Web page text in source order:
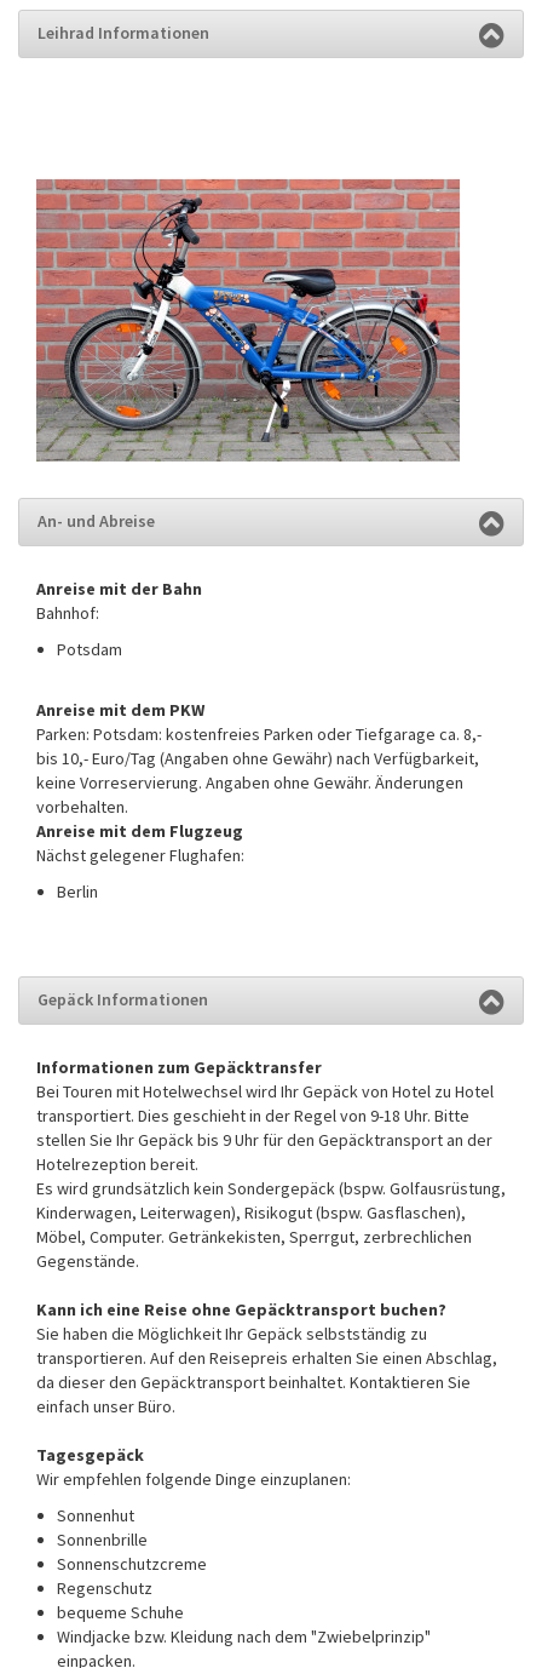
Leihrad Informationen
An- und Abreise
Anreise mit der Bahn
Bahnhof:
Potsdam
Anreise mit dem PKW
Parken: Potsdam: kostenfreies Parken oder Tiefgarage ca. 8,-
bis 10,- Euro/Tag (Angaben ohne Gewähr) nach Verfügbarkeit,
keine Vorreservierung. Angaben ohne Gewähr. Änderungen
vorbehalten.
Anreise mit dem Flugzeug
Nächst gelegener Flughafen:
Berlin
Gepäck Informationen
Informationen zum Gepäcktransfer
Bei Touren mit Hotelwechsel wird Ihr Gepäck von Hotel zu Hotel
transportiert. Dies geschieht in der Regel von 9-18 Uhr. Bitte
stellen Sie Ihr Gepäck bis 9 Uhr für den Gepäcktransport an der
Hotelrezeption bereit.
Es wird grundsätzlich kein Sondergepäck (bspw. Golfausrüstung,
Kinderwagen, Leiterwagen), Risikogut (bspw. Gasflaschen),
Möbel, Computer. Getränkekisten, Sperrgut, zerbrechlichen
Gegenstände.
Kann ich eine Reise ohne Gepäcktransport buchen?
Sie haben die Möglichkeit Ihr Gepäck selbstständig zu
transportieren. Auf den Reisepreis erhalten Sie einen Abschlag,
da dieser den Gepäcktransport beinhaltet. Kontaktieren Sie
einfach unser Büro.
Tagesgepäck
Wir empfehlen folgende Dinge einzuplanen:
Sonnenhut
Sonnenbrille
Sonnenschutzcreme
Regenschutz
bequeme Schuhe
Windjacke bzw. Kleidung nach dem "Zwiebelprinzip"
einpacken.